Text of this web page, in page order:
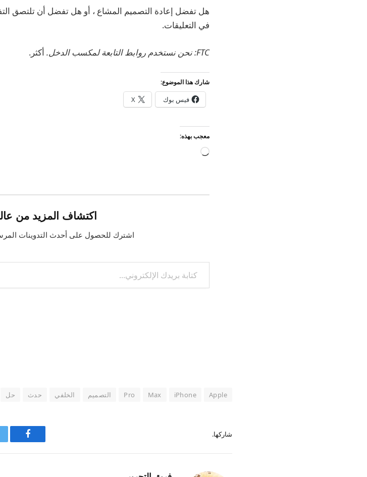
هل تفضل إعادة التصميم المشاع ، أو هل تفضل أن تلتصق
في التعليقات.
FTC: نحن نستخدم روابط التابعة لمكسب الدخل. أكثر.
شارك هذا الموضوع:
فيس بوك X
معجب بهذه:
جاري
اكتشاف المزيد من
اشترك للحصول على أحدث التدوينات
كتابة بريدك الإلكتروني...
Apple
iPhone
Max
Pro التصميم الخلفي حدث حل
شاركها.